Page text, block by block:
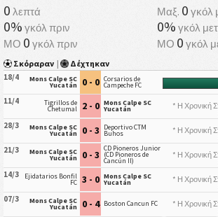
0 λεπτά Μαξ. 0 γκόλ
0% γκόλ πριν 0% γκόλ
ΜΟ 0 γκόλ πριν ΜΟ 0 γκόλ
Σκόραραν | Δέχτηκαν
18/4 Mons Calpe SC
Yucatán 0 - 0 Corsarios de
Campeche FC
11/4 Tigrillos de
Chetumal 2 - 0 Mons Calpe SC
Yucatán
* Η Χρονική
28/3
Mons Calpe SC
Yucatán 0 - 3 Deportivo CTM
Buhos
* Η Χρονική
21/3
Mons Calpe SC
Yucatán 0 - 3 CD Pioneros Junior
(CD Pioneros de
Cancún II)
* Η Χρονική
14/3
Ejidatarios Bonfil
FC 3 - 0 Mons Calpe SC
Yucatán
* Η Χρονική
07/3
Mons Calpe SC
Yucatán 0 - 4 Boston Cancun FC
* Η Χρονική